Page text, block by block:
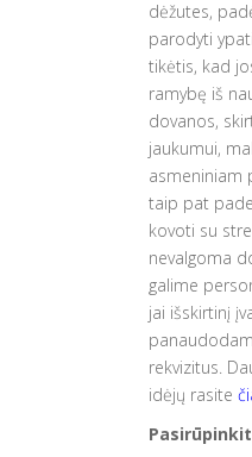
dėžutes,
parodyti
tikėtis, kad
ramybę iš
dovanos,
jaukumui,
asmeniniam
taip pat
kovoti su
nevalgoma
galime
jai išskirtinį
rekvizitus.
idėjų rasite